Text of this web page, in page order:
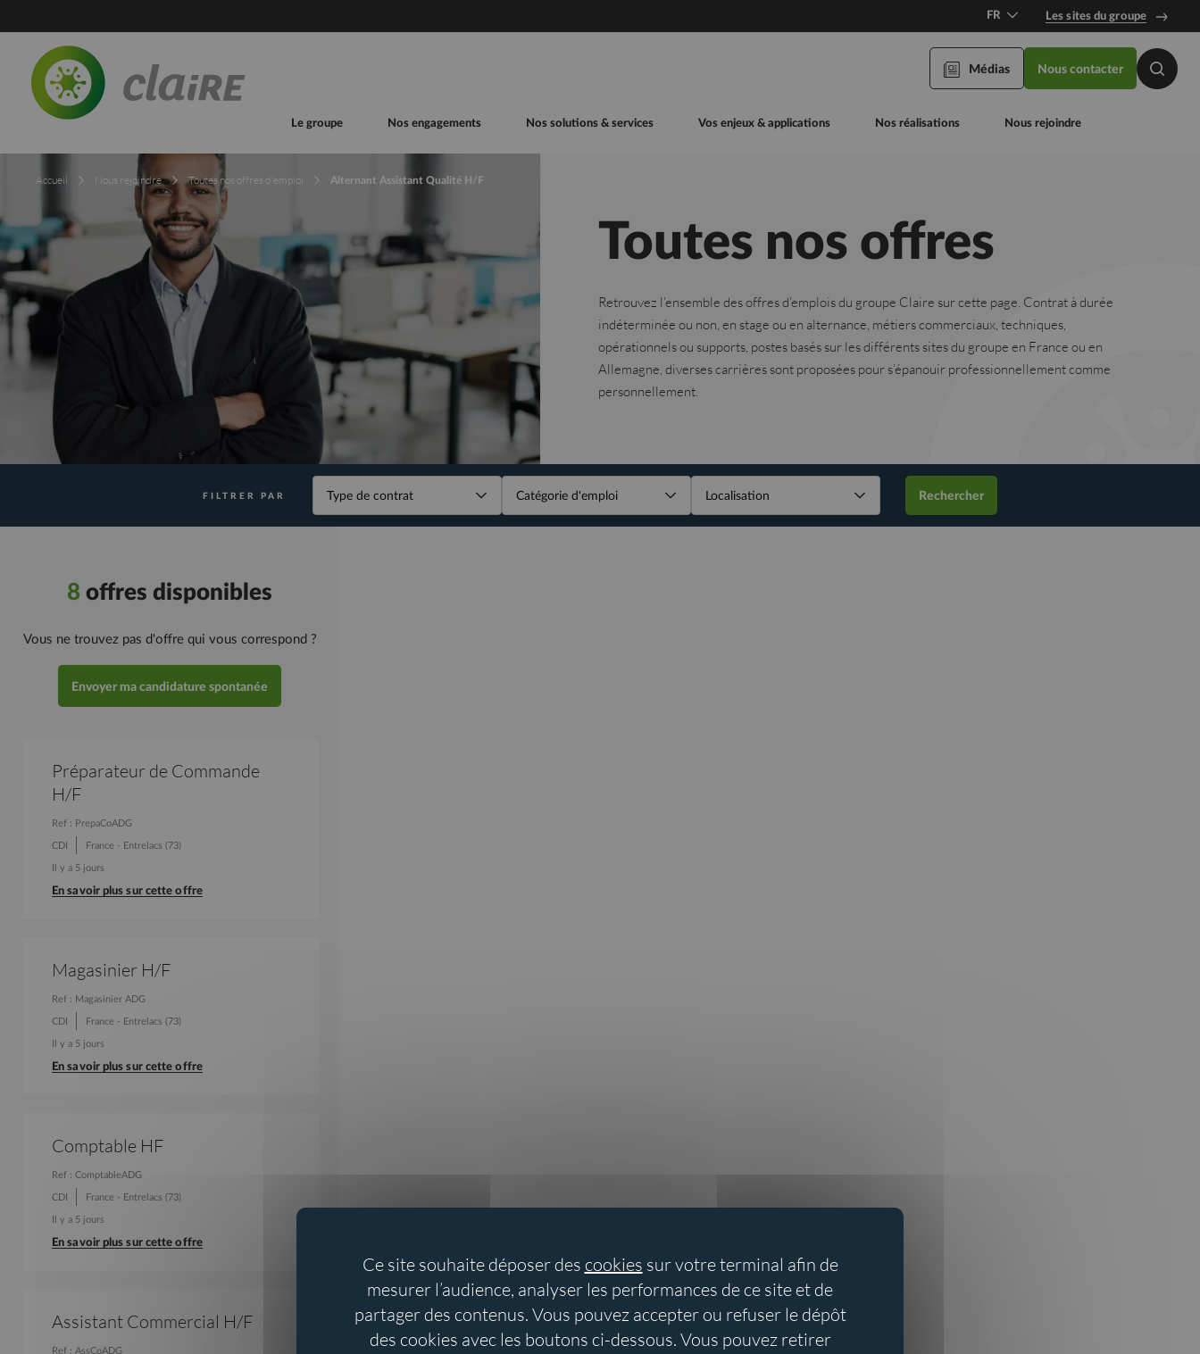
DE
EN
FR Les sites du groupe
Médias Nous contacter
Le groupe Nos engagements Nos solutions & services Vos enjeux & applications Nos réalisations Nous rejoindre
Accueil Nous rejoindre Toutes nos offres d'emploi Alternant Assistant Qualité H/F
Toutes nos offres
Retrouvez l’ensemble des offres d’emplois du groupe Claire sur cette page. Contrat à durée
indéterminée ou non, en stage ou en alternance, métiers commerciaux, techniques,
opérationnels ou supports, postes basés sur les différents sites du groupe en France ou en
Allemagne, diverses carrières sont proposées pour s’épanouir professionnellement comme
personnellement.
FILTRER PAR Rechercher
8 offres disponibles
Vous ne trouvez pas d'offre qui vous correspond ?
Envoyer ma candidature spontanée
Préparateur de Commande
H/F
Ref : PrepaCoADG
CDI France - Entrelacs (73)
Il y a 5 jours
En savoir plus sur cette offre
Magasinier H/F
Ref : Magasinier ADG
CDI France - Entrelacs (73)
Il y a 5 jours
En savoir plus sur cette offre
Comptable HF
Ref : ComptableADG
CDI France - Entrelacs (73)
Il y a 5 jours
En savoir plus sur cette offre
Assistant Commercial H/F
Ref : AssCoADG
Ce site souhaite déposer des cookies sur votre terminal afin de
mesurer l’audience, analyser les performances de ce site et de
partager des contenus. Vous pouvez accepter ou refuser le dépôt
des cookies avec les boutons ci-dessous. Vous pouvez retirer